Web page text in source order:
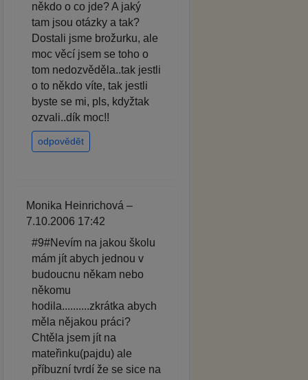
někdo o co jde? A jaký
tam jsou otázky a tak?
Dostali jsme brožurku, ale
moc věcí jsem se toho o
tom nedozvěděla..tak jestli
o to někdo víte, tak jestli
byste se mi, pls, kdyžtak
ozvali..dík moc!!
odpovědět
Monika Heinrichová –
7.10.2006 17:42
#9#Nevím na jakou školu
mám jít abych jednou v
budoucnu někam nebo
někomu
hodila..........zkrátka abych
měla nějakou práci?
Chtěla jsem jít na
mateřinku(pajdu) ale
příbuzní tvrdí že se sice na